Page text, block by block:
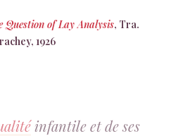
Question of Lay Analysis, Tra.
1926
infantile et de ses